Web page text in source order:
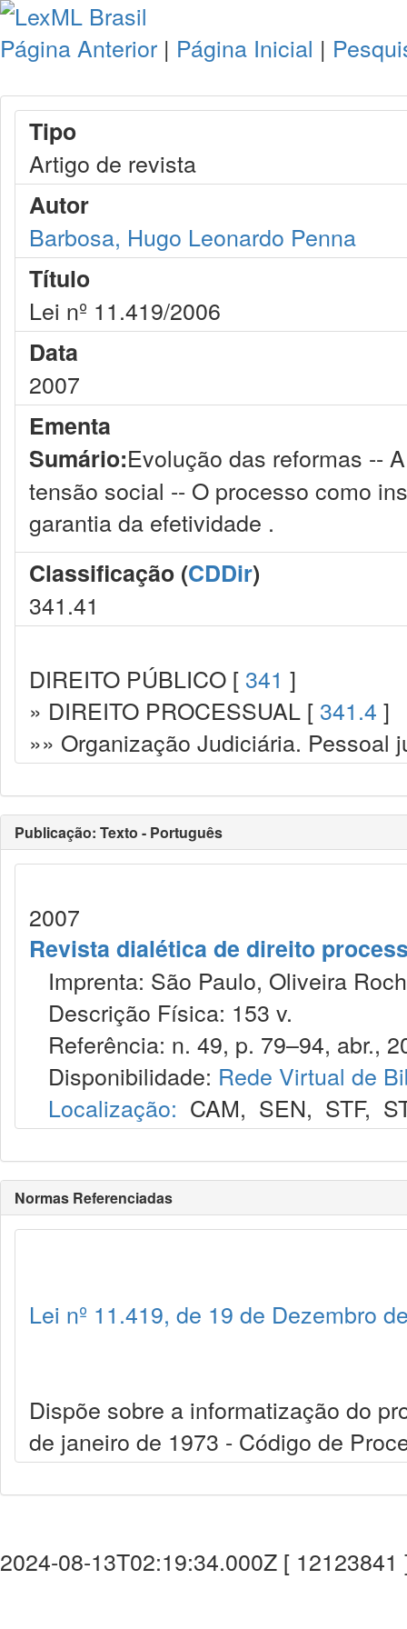
Página Anterior | Página Inicial |
Tipo
Artigo de revista
Autor
Barbosa, Hugo Leonardo Penna
Título
Lei nº 11.419/2006
Data
2007
Ementa
Sumário:Evolução das reformas --
tensão social -- O processo como
garantia da efetividade .
Classificação (CDDir)
341.41
DIREITO PÚBLICO [ 341 ]
» DIREITO PROCESSUAL [ 341.4 ]
»» Organização Judiciária. Pessoal
Publicação: Texto - Português
2007
Revista dialética de direito
Imprenta: São Paulo, Oliveira
Descrição Física: 153 v.
Referência: n. 49, p. 79–94, abr.,
Disponibilidade: Rede Virtual de
Localização: CAM, SEN, STF,
Normas Referenciadas
Lei nº 11.419, de 19 de Dezembro
Dispõe sobre a informatização do
de janeiro de 1973 - Código de
2024-08-13T02:19:34.000Z [ 12123841